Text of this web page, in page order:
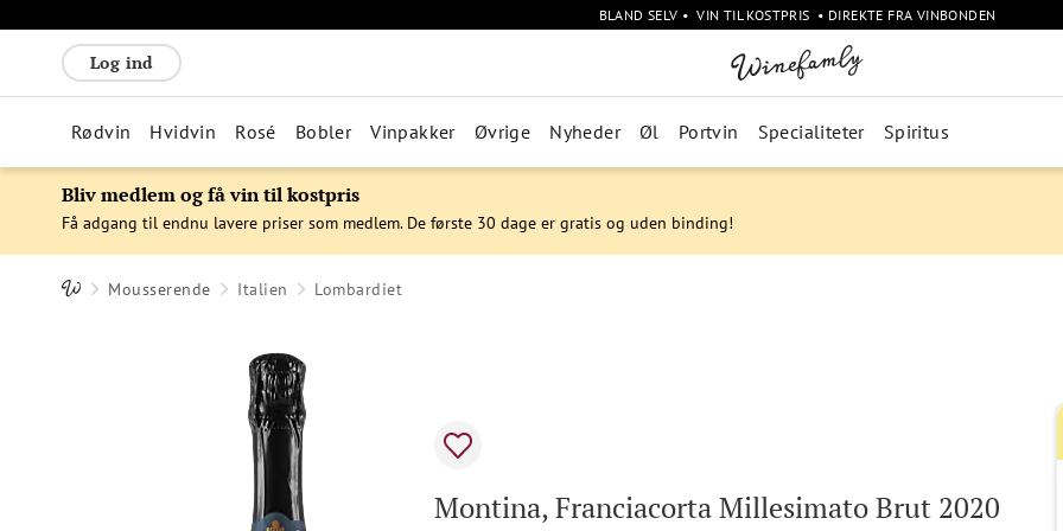
BLAND SELV • VIN TIL KOSTPRIS • DIREKTE FRA VINBONDEN
Log ind
Rødvin Hvidvin Rosé Bobler Vinpakker Øvrige Nyheder Øl Portvin Specialiteter Spiritus
Bliv medlem og få vin til kostpris
Få adgang til endnu lavere priser som medlem. De første 30 dage er gratis og uden binding!
Mousserende Italien Lombardiet
Montina, Franciacorta Millesimato Brut 2020